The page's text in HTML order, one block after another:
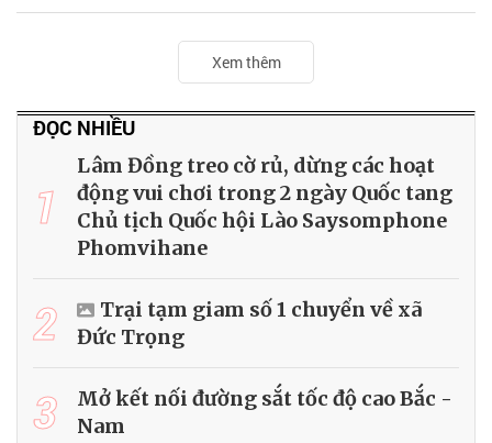
Xem thêm
ĐỌC NHIỀU
1
Lâm Đồng treo cờ rủ, dừng các hoạt
động vui chơi trong 2 ngày Quốc tang
Chủ tịch Quốc hội Lào Saysomphone
Phomvihane
2
Trại tạm giam số 1 chuyển về xã
Đức Trọng
3
Mở kết nối đường sắt tốc độ cao Bắc -
Nam